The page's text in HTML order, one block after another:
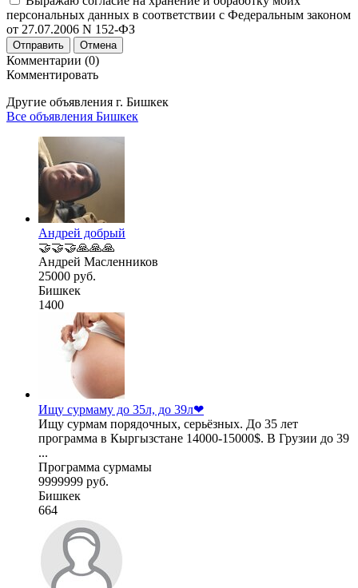
персональных данных в соответствии с Федеральным законом
от 27.07.2006 N 152-ФЗ
Отправить Отмена
Комментарии (0)
Комментировать
Другие объявления г. Бишкек
Все объявления Бишкек
Андрей добрый
🤝🤝🤝🙏🙏🙏
Андрей Масленников
25000 руб.
Бишкек
1400
Ищу сурмаму до 35л, до 39л❤
Ищу сурмам порядочных, серьёзных. До 35 лет
программа в Кыргызстане 14000-15000$. В Грузии до 39
...
Программа сурмамы
9999999 руб.
Бишкек
664